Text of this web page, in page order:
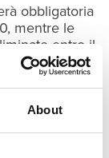
About
obbligatoria
mentre le
entro il
dal
gli
per edifici
immobili